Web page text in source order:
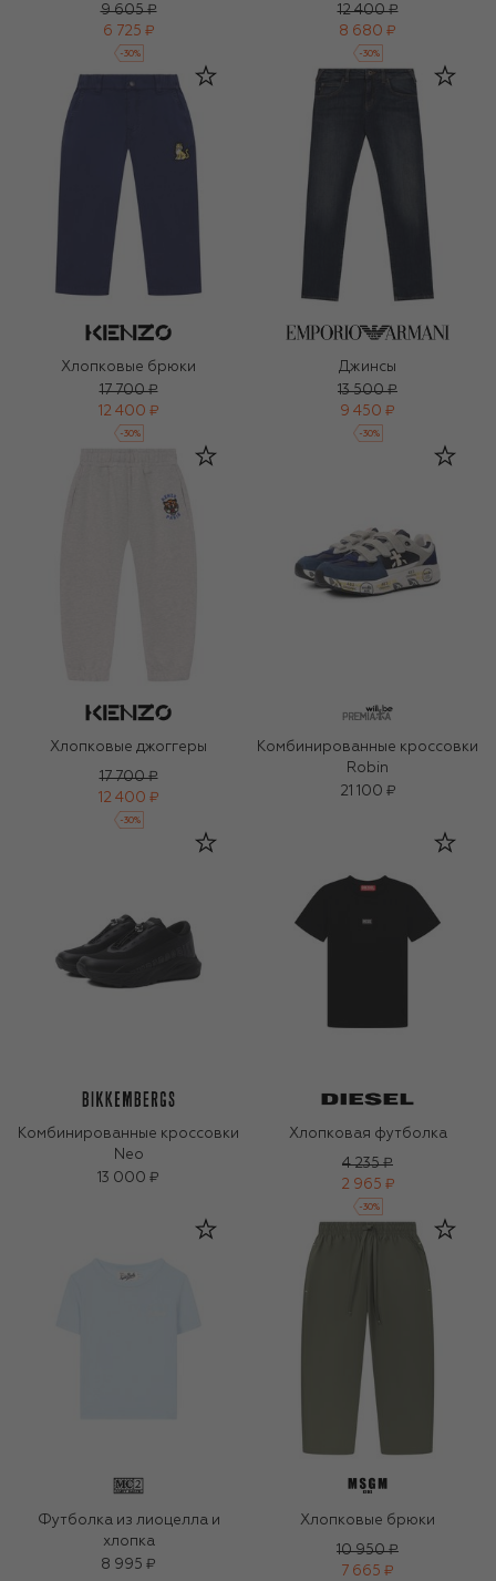
9 605 ₽
6 725 ₽
-30%
12 400 ₽
8 680 ₽
-30%
Хлопковые брюки
17 700 ₽
12 400 ₽
-30%
Джинсы
13 500 ₽
9 450 ₽
-30%
Хлопковые джоггеры
17 700 ₽
12 400 ₽
-30%
Комбинированные кроссовки
Robin
21 100 ₽
Комбинированные кроссовки
Neo
13 000 ₽
Хлопковая футболка
4 235 ₽
2 965 ₽
-30%
Футболка из лиоцелла и
хлопка
8 995 ₽
Хлопковые брюки
10 950 ₽
7 665 ₽